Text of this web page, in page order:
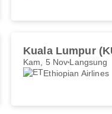
Kuala Lumpur
Kam, 5 Nov Langsung
Ethiopian Airlines